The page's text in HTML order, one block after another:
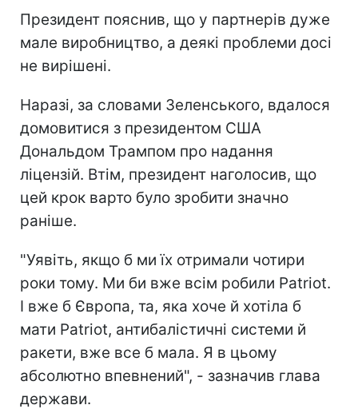
Президент пояснив, що у партнерів дуже
мале виробництво, а деякі проблеми досі
не вирішені.
Наразі, за словами Зеленського, вдалося
домовитися з президентом США
Дональдом Трампом про надання
ліцензій. Втім, президент наголосив, що
цей крок варто було зробити значно
раніше.
"Уявіть, якщо б ми їх отримали чотири
роки тому. Ми би вже всім робили Patriot.
І вже б Європа, та, яка хоче й хотіла б
мати Patriot, антибалістичні системи й
ракети, вже все б мала. Я в цьому
абсолютно впевнений", - зазначив глава
держави.